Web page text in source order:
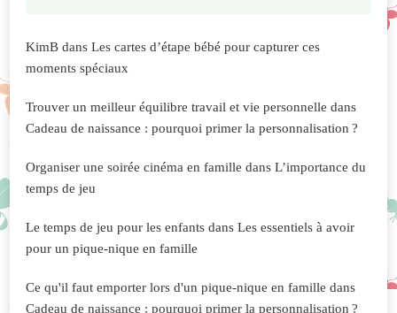
KimB dans Les cartes d’étape bébé pour capturer ces
moments spéciaux
Trouver un meilleur équilibre travail et vie personnelle dans
Cadeau de naissance : pourquoi primer la personnalisation ?
Organiser une soirée cinéma en famille dans L’importance du
temps de jeu
Le temps de jeu pour les enfants dans Les essentiels à avoir
pour un pique-nique en famille
Ce qu'il faut emporter lors d'un pique-nique en famille dans
Cadeau de naissance : pourquoi primer la personnalisation ?